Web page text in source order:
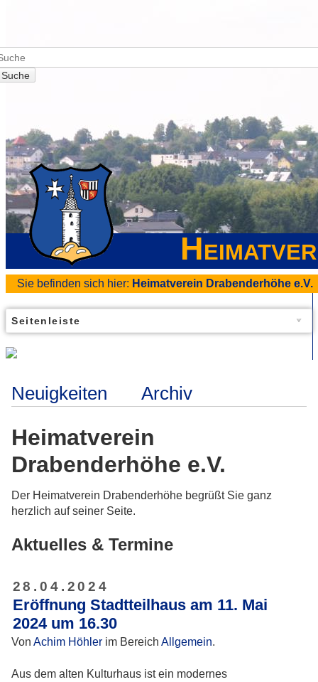
Suche
Sie befinden sich hier: Heimatverein Drabenderhöhe e.V.
Seitenleiste
Neuigkeiten Archiv
Heimatverein
Drabenderhöhe e.V.
Der Heimatverein Drabenderhöhe begrüßt Sie ganz
herzlich auf seiner Seite.
Aktuelles & Termine
28.04.2024
Eröffnung Stadtteilhaus am 11. Mai
2024 um 16.30
Von Achim Höhler im Bereich Allgemein.
Aus dem alten Kulturhaus ist ein modernes